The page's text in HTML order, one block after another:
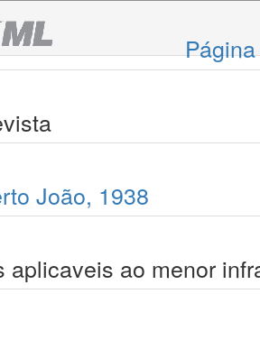
João, 1938
aplicaveis ao menor